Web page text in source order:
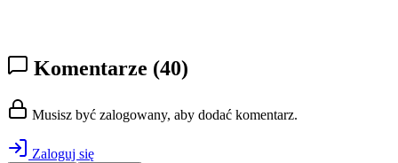
Komentarze (40)
Musisz być zalogowany, aby dodać komentarz.
Zaloguj się